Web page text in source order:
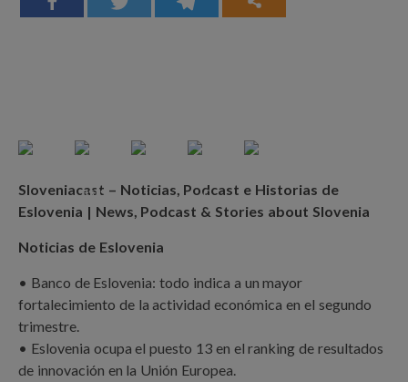
Sloveniacast – Noticias, Podcast e Historias de
Eslovenia | News, Podcast & Stories about Slovenia
Noticias de Eslovenia
• Banco de Eslovenia: todo indica a un mayor
fortalecimiento de la actividad económica en el segundo
trimestre.
• Eslovenia ocupa el puesto 13 en el ranking de resultados
de innovación en la Unión Europea.